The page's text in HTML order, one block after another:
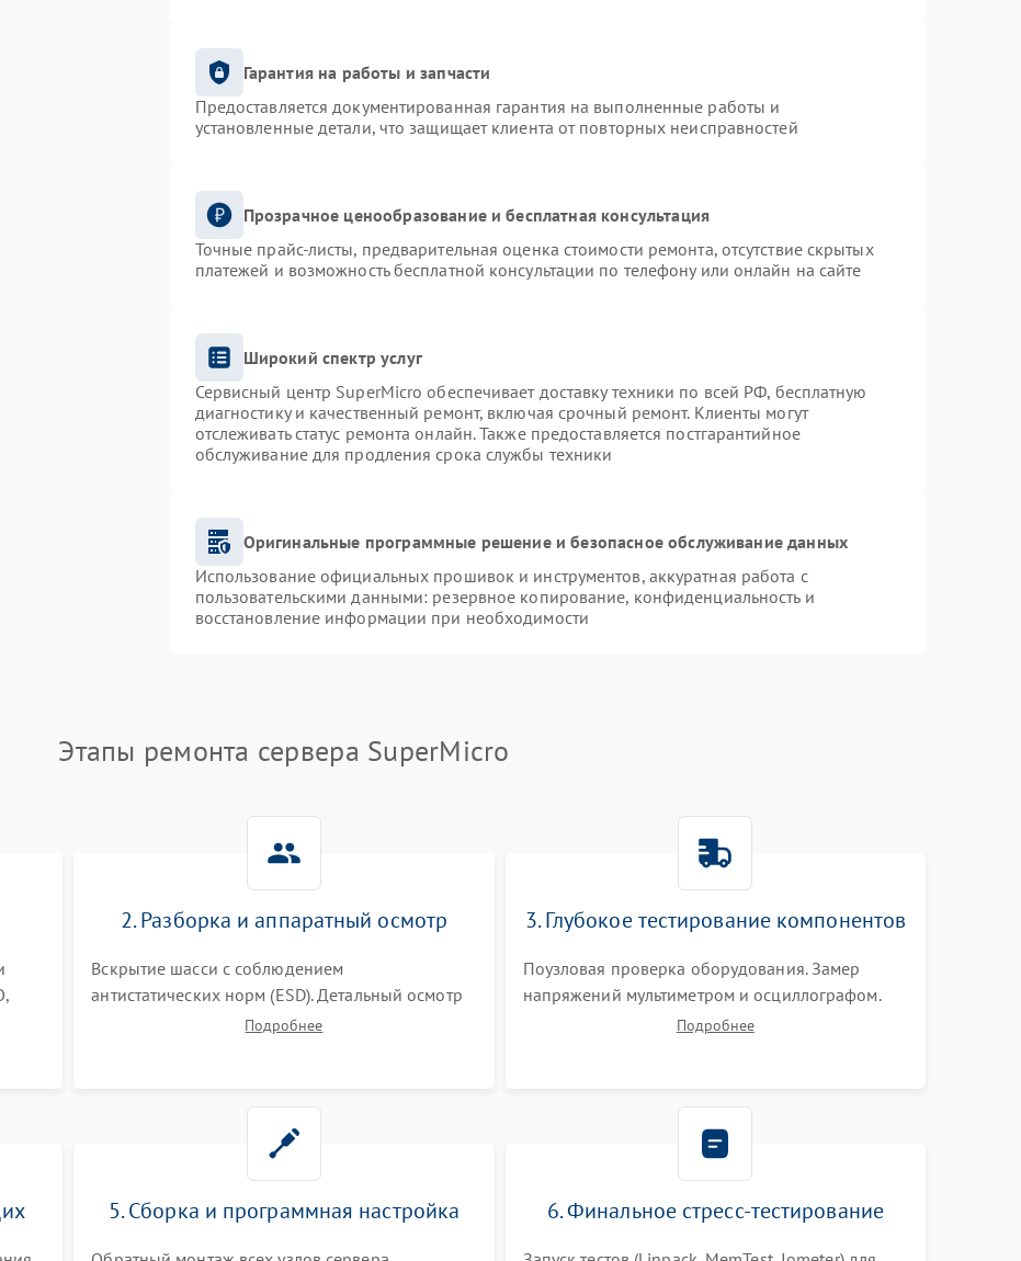
Гарантия на работы и запчасти
Предоставляется документированная гарантия на выполненные работы и
установленные детали, что защищает клиента от повторных неисправностей
Прозрачное ценообразование и бесплатная консультация
Точные прайс-листы, предварительная оценка стоимости ремонта, отсутствие скрытых
платежей и возможность бесплатной консультации по телефону или онлайн на сайте
Широкий спектр услуг
Сервисный центр SuperMicro обеспечивает доставку техники по всей РФ, бесплатную
диагностику и качественный ремонт, включая срочный ремонт. Клиенты могут
отслеживать статус ремонта онлайн. Также предоставляется постгарантийное
обслуживание для продления срока службы техники
Оригинальные программные решение и безопасное обслуживание данных
Использование официальных прошивок и инструментов, аккуратная работа с
пользовательскими данными: резервное копирование, конфиденциальность и
восстановление информации при необходимости
Этапы ремонта сервера SuperMicro
2. Разборка и аппаратный осмотр
Вскрытие шасси с соблюдением
антистатических норм (ESD). Детальный осмотр
материнской платы, процессоров, RAID-
Подробнее
3. Глубокое тестирование компонентов
Поузловая проверка оборудования. Замер
напряжений мультиметром и осциллографом.
Проверка модулей памяти (ECC) и состояния
Подробнее
5. Сборка и программная настройка 6. Финальное стресс-тестирование